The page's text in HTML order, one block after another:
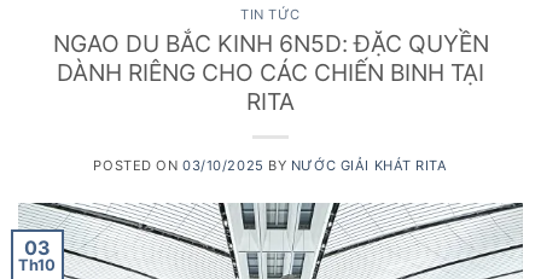
TIN TỨC
NGAO DU BẮC KINH 6N5D: ĐẶC QUYỀN
DÀNH RIÊNG CHO CÁC CHIẾN BINH TẠI
RITA
POSTED ON03/10/2025 BY NƯỚC GIẢI KHÁT RITA
03
Th10